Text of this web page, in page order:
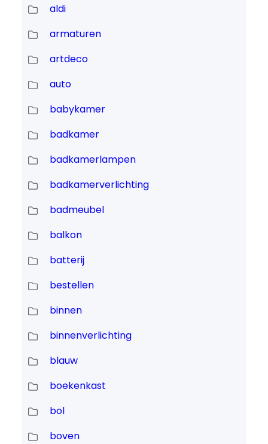
aldi
armaturen
artdeco
auto
babykamer
badkamer
badkamerlampen
badkamerverlichting
badmeubel
balkon
batterij
bestellen
binnen
binnenverlichting
blauw
boekenkast
bol
boven